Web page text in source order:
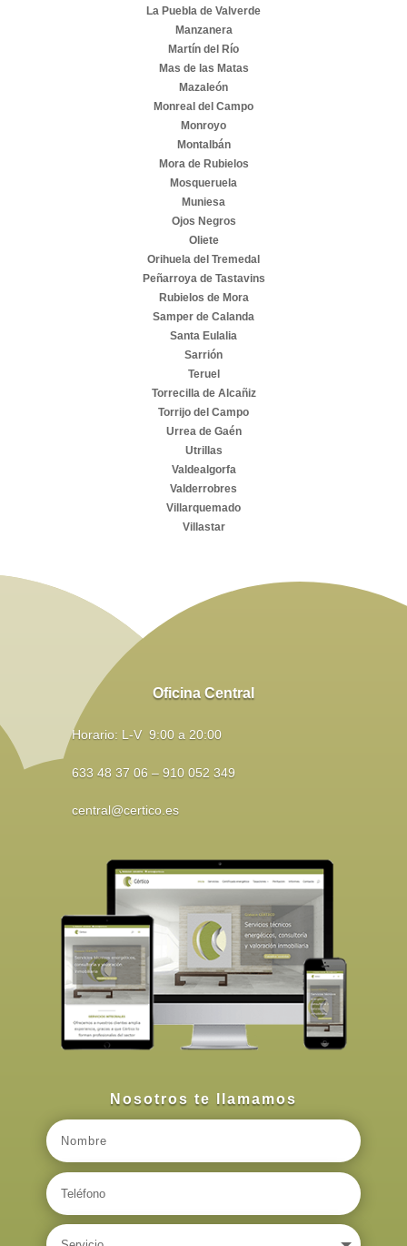
La Puebla de Valverde
Manzanera
Martín del Río
Mas de las Matas
Mazaleón
Monreal del Campo
Monroyo
Montalbán
Mora de Rubielos
Mosqueruela
Muniesa
Ojos Negros
Oliete
Orihuela del Tremedal
Peñarroya de Tastavins
Rubielos de Mora
Samper de Calanda
Santa Eulalia
Sarrión
Teruel
Torrecilla de Alcañiz
Torrijo del Campo
Urrea de Gaén
Utrillas
Valdealgorfa
Valderrobres
Villarquemado
Villastar
Oficina Central
Horario: L-V 9:00 a 20:00
633 48 37 06 – 910 052 349
central@certico.es
Nosotros te llamamos